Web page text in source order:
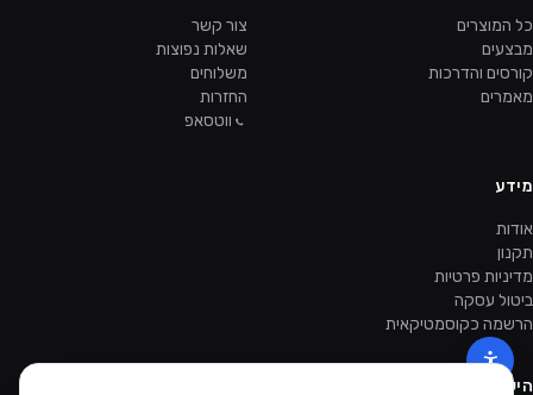
כל המוצרים
מבצעים
קורסים והדרכות
מאמרים
צור קשר
שאלות נפוצות
משלוחים
החזרות
ווטסאפ
מידע
אודות
תקנון
מדיניות פרטיות
ביטול עסקה
הרשמה כקוסמטיקאית
הישארו מעודכנות